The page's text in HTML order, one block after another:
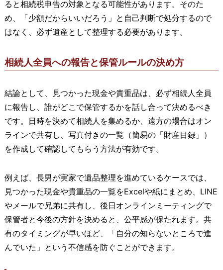
ると相続税申告の対象となる可能性があります。そのた
め、「少額だからいいだろう」と自己判断で処分するので
はなく、必ず遺産として整理する必要があります。
相続人全員への報告と保管ルールの決め方
結論として、見つかった現金や貴重品は、必ず相続人全員
に報告し、誰がどこで保管するかを話し合って決めるべき
です。日時を決めて相続人を集めるか、遠方の場合はオン
ラインで共有し、写真付きの一覧（簡易の「財産目録」）
を作成して確認してもらう方法が有効です。
例えば、長男が実家で遺品整理を進めているケースでは、
見つかった現金や貴重品の一覧をExcelや紙にまとめ、LINE
やメールで兄弟に共有し、後日オンラインミーティングで
保管者と今後の方針を決めると、公平感が保たれます。共
有のタイミングが早いほど、「自分の知らないところで進
んでいた」という不信感を防ぐことができます。